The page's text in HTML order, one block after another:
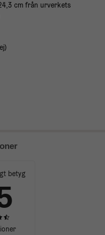
cm från urverkets
betyg